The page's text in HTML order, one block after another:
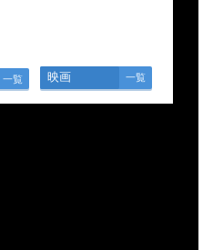
一覧 映画 一覧